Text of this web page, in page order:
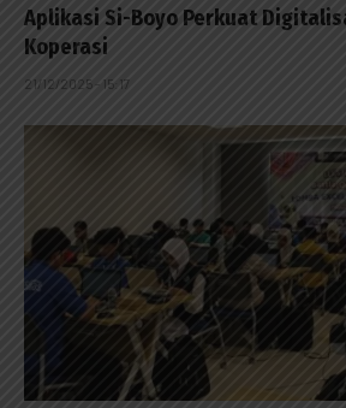
Aplikasi Si-Boyo Perkuat
Koperasi
21/12/2025 - 15:17